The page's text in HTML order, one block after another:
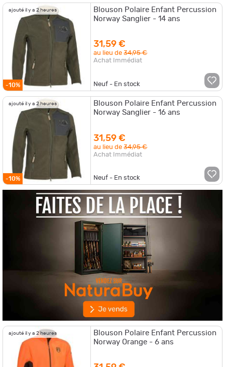
ajouté il y a 2 heures
-10%
Blouson Polaire Enfant Percussion
Norway Sanglier - 14 ans
31,59 €
au lieu de34,95 €
Achat Immédiat
Neuf - En stock
ajouté il y a 2 heures
-10%
Blouson Polaire Enfant Percussion
Norway Sanglier - 16 ans
31,59 €
au lieu de34,95 €
Achat Immédiat
Neuf - En stock
ajouté il y a 2 heures
Blouson Polaire Enfant Percussion
Norway Orange - 6 ans